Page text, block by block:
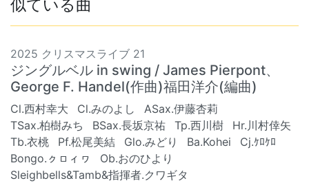
似ている曲
2025 クリスマスライブ 21
ジングルベル in swing / James Pierpont、
George F. Handel(作曲)福田洋介(編曲)
Cl.西村幸大 Cl.みのよし
ASax.伊藤杏莉
TSax.柏樹みち
BSax.長坂京祐 Tp.西川樹
Hr.川村倖矢
Tb.衣桃
Pf.松尾美結 Glo.みどり Ba.Kohei
Cj.ｹﾛｹﾛ
Bongo.ㇰㇿィヮ
Ob.おのひより
Sleighbells&Tamb&指揮者.クワギタ